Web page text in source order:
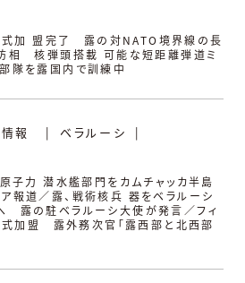
式加 盟完了 露の対NATO境界線の長
相 核弾頭搭載 可能な短距離弾道ミ
隊を露国内で訓練中
報 | ベラルーシ
|
原子力 潜水艦部門をカムチャッカ半島
報道／露、戦術核兵 器をベラルーシ
露の駐ベラルーシ大使が発言／フィ
式加盟 露外務次官「露西部と北西部